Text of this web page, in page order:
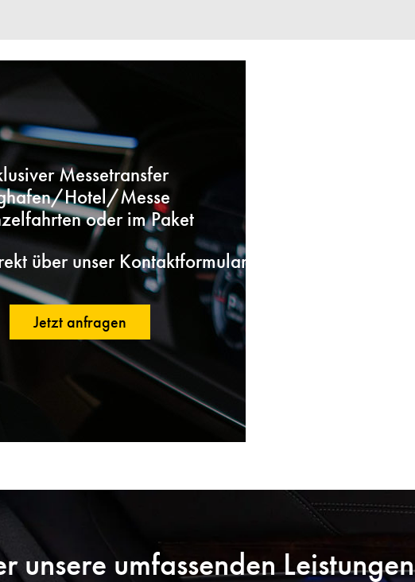
Messetransfer
Hotel/Messe
oder im Paket
über unser Kontaktformular:
Jetzt anfragen
unsere umfassenden Leistungen